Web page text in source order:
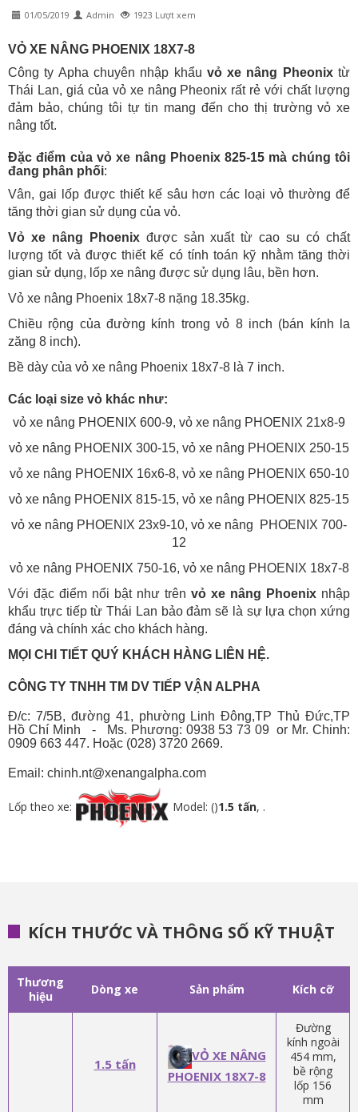
01/05/2019 Admin 1923 Lượt xem
VỎ XE NÂNG PHOENIX 18X7-8
Công ty Apha chuyên nhập khẩu vỏ xe nâng Pheonixtừ
Thái Lan, giá của vỏ xe nâng Pheonix rất rẻ với chất lượng
đảm bảo, chúng tôi tự tin mang đến cho thị trường vỏ xe
nâng tốt.
Đặc điểm của vỏ xe nâng Phoenix 825-15 mà chúng tôi
đang phân phối:
Vân, gai lốp được thiết kế sâu hơn các loại vỏ thường để
tăng thời gian sử dụng của vỏ.
Vỏ xe nâng Phoenix được sản xuất từ cao su có chất
lượng tốt và được thiết kế có tính toán kỹ nhằm tăng thời
gian sử dụng, lốp xe nâng được sử dụng lâu, bền hơn.
Vỏ xe nâng Phoenix 18x7-8 nặng 18.35kg.
Chiều rộng của đường kính trong vỏ 8 inch (bán kính la
zăng 8 inch).
Bề dày của vỏ xe nâng Phoenix 18x7-8 là 7 inch.
Các loại size vỏ khác như:
vỏ xe nâng PHOENIX 600-9, vỏ xe nâng PHOENIX 21x8-9
vỏ xe nâng PHOENIX 300-15, vỏ xe nâng PHOENIX 250-15
vỏ xe nâng PHOENIX 16x6-8, vỏ xe nâng PHOENIX 650-10
vỏ xe nâng PHOENIX 815-15, vỏ xe nâng PHOENIX 825-15
vỏ xe nâng PHOENIX 23x9-10, vỏ xe nâng PHOENIX 700-
12
vỏ xe nâng PHOENIX 750-16, vỏ xe nâng PHOENIX 18x7-8
Với đặc điểm nổi bật như trên vỏ xe nâng Phoenix nhập
khẩu trực tiếp từ Thái Lan bảo đảm sẽ là sự lựa chọn xứng
đáng và chính xác cho khách hàng.
MỌI CHI TIẾT QUÝ KHÁCH HÀNG LIÊN HỆ.
CÔNG TY TNHH TM DV TIẾP VẬN ALPHA
Đ/c: 7/5B, đường 41, phường Linh Đông,TP Thủ Đức,TP
Hồ Chí Minh - Ms. Phương: 0938 53 73 09 or Mr. Chinh:
0909 663 447. Hoặc (028) 3720 2669.
Email: chinh.nt@xenangalpha.com
Lốp theo xe: Model: ()1.5 tấn, .
KÍCH THƯỚC VÀ THÔNG SỐ KỸ THUẬT
Thương
hiệu
Dòng xe Sản phẩm Kích cỡ
1.5 tấn
VỎ XE NÂNG
PHOENIX 18X7-8
Đường
kính ngoài
454 mm,
bề rộng
lốp 156
mm